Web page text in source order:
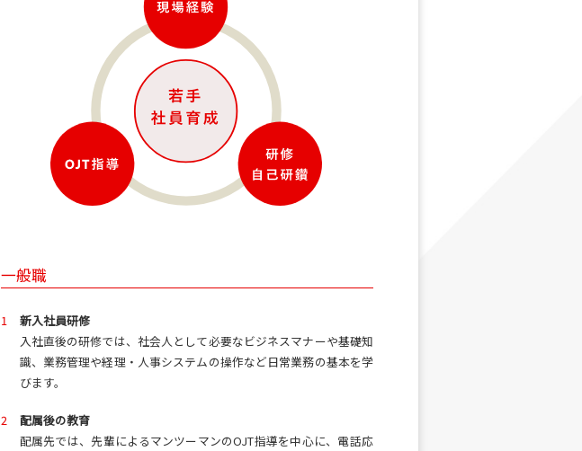
一般職
1
新入社員研修
入社直後の研修では、社会人として必要なビジネスマナーや基礎知
識、業務管理や経理・人事システムの操作など日常業務の基本を学
びます。
2
配属後の教育
配属先では、先輩によるマンツーマンのOJT指導を中心に、電話応